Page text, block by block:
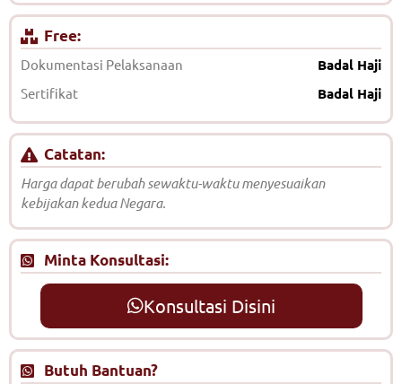
Free:
Dokumentasi Pelaksanaan Badal Haji
Sertifikat Badal Haji
Catatan:
Harga dapat berubah sewaktu-waktu menyesuaikan
kebijakan kedua Negara.
Minta Konsultasi:
Konsultasi Disini
Butuh Bantuan?